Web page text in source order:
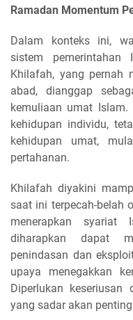
Ramadan Momentum
Dalam konteks ini,
sistem pemerintahan
Khilafah, yang pernah
abad, dianggap
kemuliaan umat
kehidupan individu,
kehidupan umat,
pertahanan.
Khilafah diyakini
saat ini terpecah-belah
menerapkan syariat
diharapkan dapat
penindasan dan
upaya menegakkan
Diperlukan
yang sadar akan